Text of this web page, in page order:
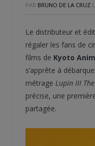
PAR BRUNO DE LA CRUZ
Le distributeur et
régaler les fans de
films de Kyoto
s’apprête à
métrage Lupin III
précise, une
partagée.